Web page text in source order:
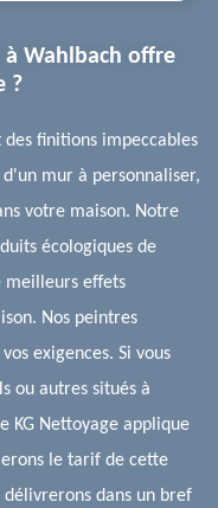
Wahlbach offre
?
finitions impeccables
mur à personnaliser,
votre maison. Notre
écologiques de
meilleurs effets
Nos peintres
exigences. Si vous
ou autres situés à
KG Nettoyage applique
le tarif de cette
délivrerons dans un bref